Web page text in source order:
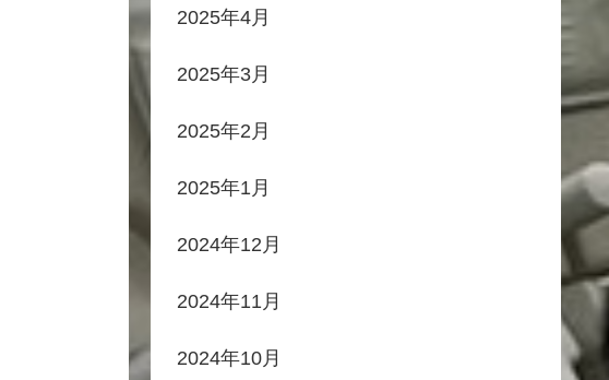
2025年4月
2025年3月
2025年2月
2025年1月
2024年12月
2024年11月
2024年10月